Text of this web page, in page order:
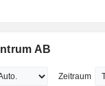
AB
Zeitraum